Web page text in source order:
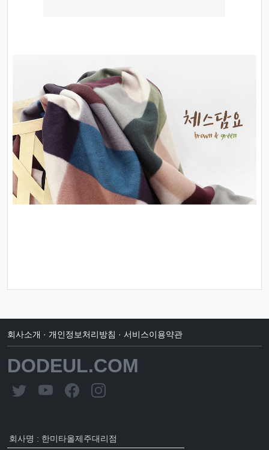
회사소개 · 개인정보처리방침 · 서비스이용약관
DODEUL.COM
회사명 : 한미타올제주대리점